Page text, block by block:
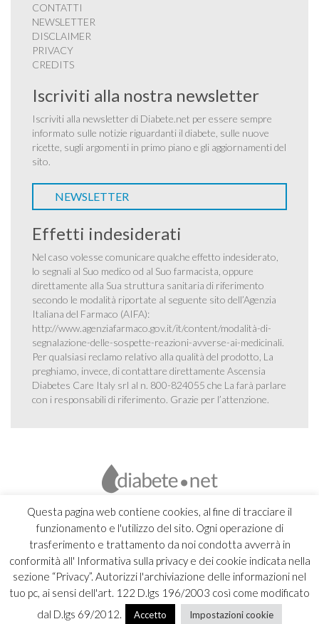
Questa pagina web contiene cookies, al fine di tracciare il
funzionamento e l'utilizzo del sito. Ogni operazione di
trasferimento e trattamento da noi condotta avverrà in
conformità all' Informativa sulla privacy e dei cookie indicata nella
sezione “Privacy”. Autorizzi l'archiviazione delle informazioni nel
tuo pc, ai sensi dell'art. 122 D.lgs 196/2003 così come modificato
dal D.lgs 69/2012.
Accetto Impostazioni cookie
CONTATTI
NEWSLETTER
DISCLAIMER
PRIVACY
CREDITS
Iscriviti alla nostra newsletter
Iscriviti alla newsletter di Diabete.net per essere sempre
informato sulle notizie riguardanti il diabete, sulle nuove
ricette, sugli argomenti in primo piano e gli aggiornamenti del
sito.
NEWSLETTER
Effetti indesiderati
Nel caso volesse comunicare qualche effetto indesiderato,
lo segnali al Suo medico od al Suo farmacista, oppure
direttamente alla Sua struttura sanitaria di riferimento
secondo le modalità riportate al seguente sito dell’Agenzia
Italiana del Farmaco (AIFA):
http://www.agenziafarmaco.gov.it/it/content/modalità-di-
segnalazione-delle-sospette-reazioni-avverse-ai-medicinali.
Per qualsiasi reclamo relativo alla qualità del prodotto, La
preghiamo, invece, di contattare direttamente Ascensia
Diabetes Care Italy srl al n. 800-824055 che La farà parlare
con i responsabili di riferimento. Grazie per l’attenzione.